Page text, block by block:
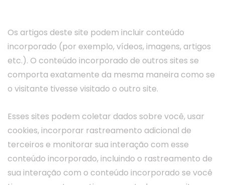
Os artigos deste site podem incluir conteúdo
incorporado (por exemplo, vídeos, imagens, artigos
etc.). O conteúdo incorporado de outros sites se
comporta exatamente da mesma maneira como se
o visitante tivesse visitado o outro site.
Esses sites podem coletar dados sobre você, usar
cookies, incorporar rastreamento adicional de
terceiros e monitorar sua interação com esse
conteúdo incorporado, incluindo o rastreamento de
sua interação com o conteúdo incorporado se você